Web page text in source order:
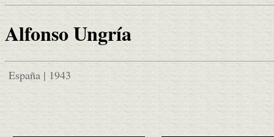
Alfonso Ungría
España | 1943